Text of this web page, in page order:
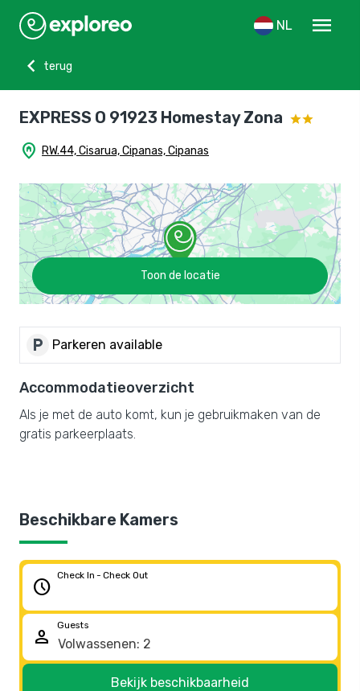
NL
menu
chevron_left
terug
EXPRESS O 91923 Homestay Zona
home_pin RW.44, Cisarua, Cipanas, Cipanas
Toon de locatie
local_parking Parkeren available
Accommodatieoverzicht
Als je met de auto komt, kun je gebruikmaken van de
gratis parkeerplaats.
Beschikbare Kamers
schedule
Check In - Check Out
person
Guests
Bekijk beschikbaarheid